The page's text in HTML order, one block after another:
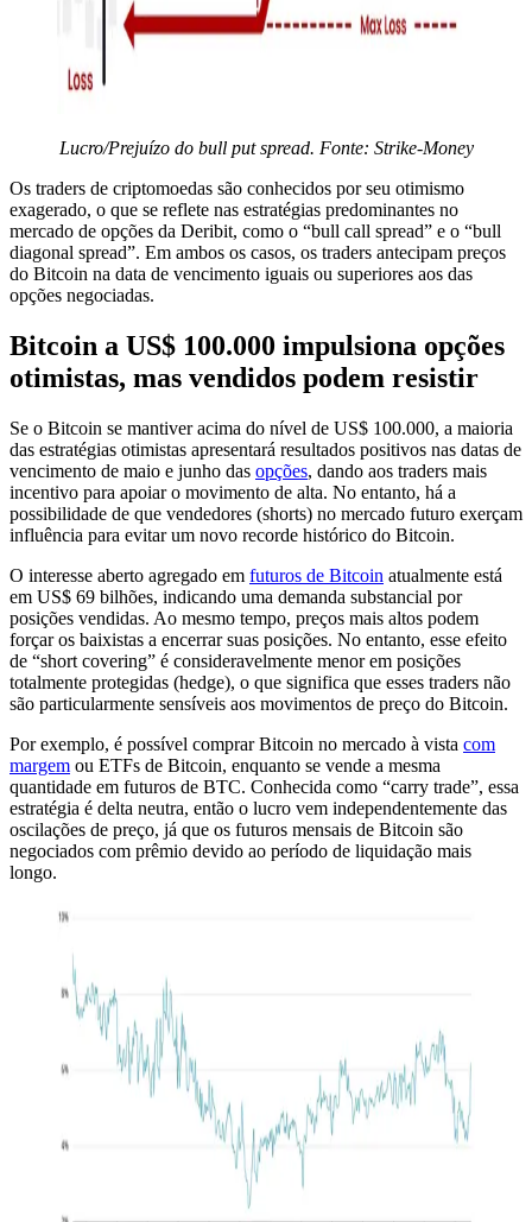
Lucro/Prejuízo do bull put spread. Fonte: Strike-Money
Os traders de criptomoedas são conhecidos por seu otimismo
exagerado, o que se reflete nas estratégias predominantes no
mercado de opções da Deribit, como o “bull call spread” e o “bull
diagonal spread”. Em ambos os casos, os traders antecipam preços
do Bitcoin na data de vencimento iguais ou superiores aos das
opções negociadas.
Bitcoin a US$ 100.000 impulsiona opções
otimistas, mas vendidos podem resistir
Se o Bitcoin se mantiver acima do nível de US$ 100.000, a maioria
das estratégias otimistas apresentará resultados positivos nas datas de
vencimento de maio e junho das opções, dando aos traders mais
incentivo para apoiar o movimento de alta. No entanto, há a
possibilidade de que vendedores (shorts) no mercado futuro exerçam
influência para evitar um novo recorde histórico do Bitcoin.
O interesse aberto agregado em futuros de Bitcoin atualmente está
em US$ 69 bilhões, indicando uma demanda substancial por
posições vendidas. Ao mesmo tempo, preços mais altos podem
forçar os baixistas a encerrar suas posições. No entanto, esse efeito
de “short covering” é consideravelmente menor em posições
totalmente protegidas (hedge), o que significa que esses traders não
são particularmente sensíveis aos movimentos de preço do Bitcoin.
Por exemplo, é possível comprar Bitcoin no mercado à vista com
margem ou ETFs de Bitcoin, enquanto se vende a mesma
quantidade em futuros de BTC. Conhecida como “carry trade”, essa
estratégia é delta neutra, então o lucro vem independentemente das
oscilações de preço, já que os futuros mensais de Bitcoin são
negociados com prêmio devido ao período de liquidação mais
longo.